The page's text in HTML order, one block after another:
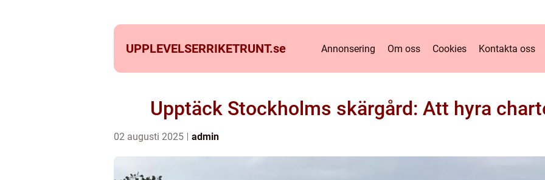
UPPLEVELSERRIKETRUNT.se Annonsering Om oss Cookies Kontakta oss
Upptäck Stockholms skärgård: Att hyra
02 augusti 2025 admin